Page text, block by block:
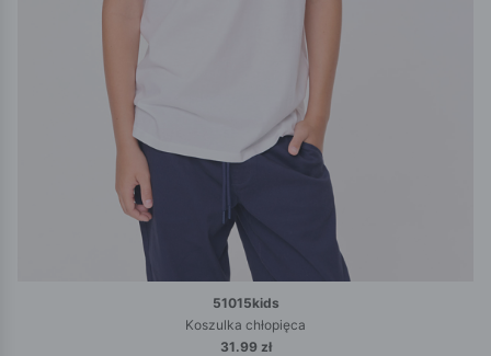
51015kids
Koszulka chłopięca
31.99 zł